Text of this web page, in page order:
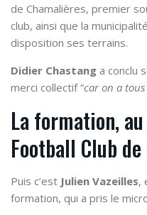
de Chamalières, premier
club, ainsi que la
disposition ses terrains.
Didier Chastang a conclu
merci collectif “car on a
La formation,
Football Club
Puis c’est Julien Vazeilles,
formation, qui a pris le